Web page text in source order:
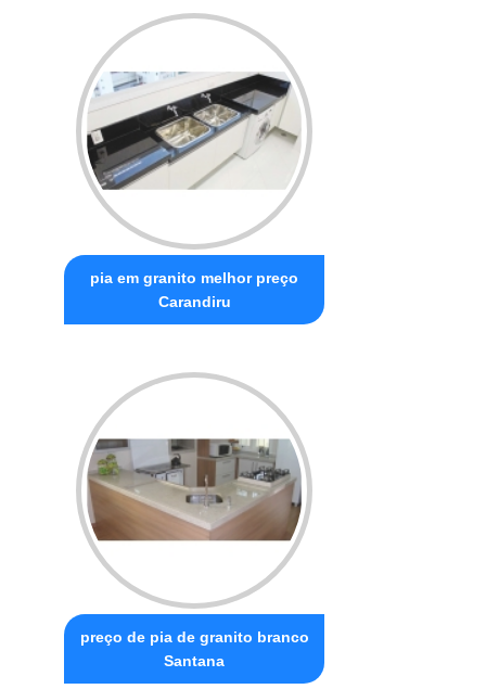
pia em granito melhor preço
Carandiru
preço de pia de granito branco
Santana